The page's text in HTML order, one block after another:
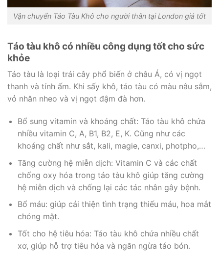
Vận chuyển Táo Tàu Khô cho người thân tại London giá tốt
Táo tàu khô có nhiều công dụng tốt cho sức
khỏe
Táo tàu là loại trái cây phổ biến ở châu Á, có vị ngọt
thanh và tính ấm. Khi sấy khô, táo tàu có màu nâu sẫm,
vỏ nhăn nheo và vị ngọt đậm đà hơn.
Bổ sung vitamin và khoáng chất: Táo tàu khô chứa
nhiều vitamin C, A, B1, B2, E, K. Cũng như các
khoáng chất như sắt, kali, magie, canxi, photpho,…
Tăng cường hệ miễn dịch: Vitamin C và các chất
chống oxy hóa trong táo tàu khô giúp tăng cường
hệ miễn dịch và chống lại các tác nhân gây bệnh.
Bổ máu: giúp cải thiện tình trạng thiếu máu, hoa mắt
chóng mặt.
Tốt cho hệ tiêu hóa: Táo tàu khô chứa nhiều chất
xơ, giúp hỗ trợ tiêu hóa và ngăn ngừa táo bón.